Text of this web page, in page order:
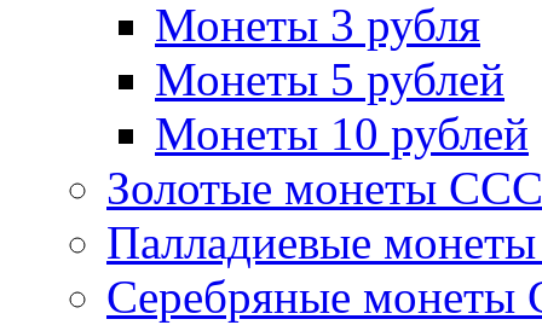
Монеты 3 рубля
Монеты 5 рублей
Монеты 10 рублей
Золотые монеты
Палладиевые
Серебряные монеты